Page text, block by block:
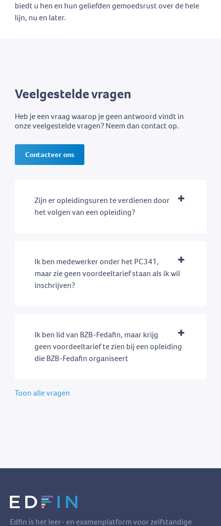
biedt u hen en hun geliefden gemoedsrust over de hele
lijn, nu en later.
Veelgestelde vragen
Heb je een vraag waarop je geen antwoord vindt in
onze veelgestelde vragen? Neem dan contact op.
Contacteer ons
Zijn er opleidingsuren te verdienen door
het volgen van een opleiding?
Ik ben medewerker onder het PC341,
maar zie geen voordeeltarief staan als ik wil
inschrijven?
Ik ben lid van BZB-Fedafin, maar krijg
geen voordeeltarief te zien bij een opleiding
die BZB-Fedafin organiseert
Toon alle vragen
Edfin is het leer- en examenplatform voor zelfstandige